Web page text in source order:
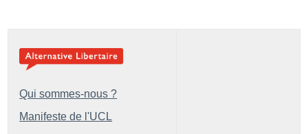
Qui sommes-nous ?
Manifeste de l'UCL